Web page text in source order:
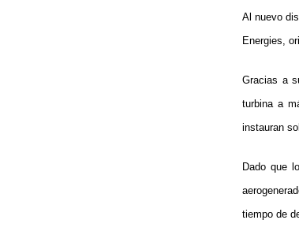
Al nuevo
Energies,
Gracias a
turbina a
instauran
Dado que
tiempo de